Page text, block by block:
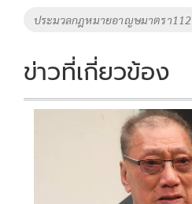
k k
ประมวลกฎหมายอาญษมาตรา112
ข่าวที่เกี่ยวข้อง